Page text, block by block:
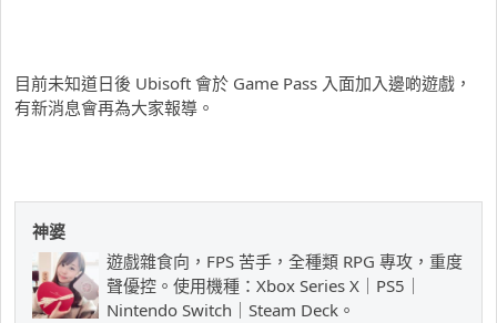
目前未知道日後 Ubisoft 會於 Game Pass 入面加入邊啲遊戲，
有新消息會再為大家報導。
神婆
遊戲雜食向，FPS 苦手，全種類 RPG 專攻，重度
聲優控。使用機種：Xbox Series X｜PS5｜
Nintendo Switch｜Steam Deck。